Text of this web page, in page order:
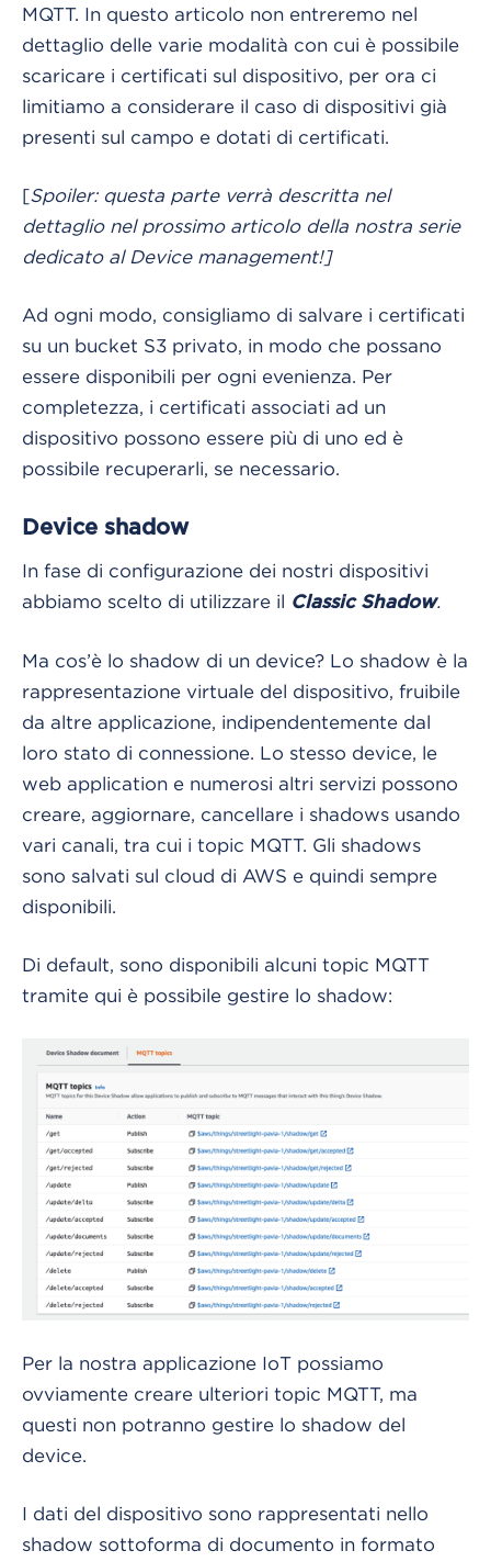
MQTT. In questo articolo non entreremo nel
dettaglio delle varie modalità con cui è possibile
scaricare i certificati sul dispositivo, per ora ci
limitiamo a considerare il caso di dispositivi già
presenti sul campo e dotati di certificati.
[Spoiler: questa parte verrà descritta nel
dettaglio nel prossimo articolo della nostra serie
dedicato al Device management!]
Ad ogni modo, consigliamo di salvare i certificati
su un bucket S3 privato, in modo che possano
essere disponibili per ogni evenienza. Per
completezza, i certificati associati ad un
dispositivo possono essere più di uno ed è
possibile recuperarli, se necessario.
Device shadow
In fase di configurazione dei nostri dispositivi
abbiamo scelto di utilizzare il
Classic Shadow.
Ma cos’è lo shadow di un device? Lo shadow è la
rappresentazione virtuale del dispositivo, fruibile
da altre applicazione, indipendentemente dal
loro stato di connessione. Lo stesso device, le
web application e numerosi altri servizi possono
creare, aggiornare, cancellare i shadows usando
vari canali, tra cui i topic MQTT. Gli shadows
sono salvati sul cloud di AWS e quindi sempre
disponibili.
Di default, sono disponibili alcuni topic MQTT
tramite qui è possibile gestire lo shadow:
Per la nostra applicazione IoT possiamo
ovviamente creare ulteriori topic MQTT, ma
questi non potranno gestire lo shadow del
device.
I dati del dispositivo sono rappresentati nello
shadow sottoforma di documento in formato